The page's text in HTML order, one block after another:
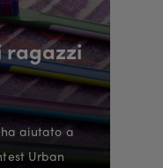
ragazzi
aiutato a
Urban